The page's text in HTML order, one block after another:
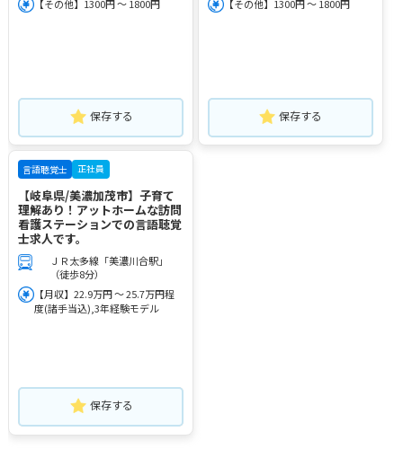
【その他】1300円 ～ 1800円
保存する
【その他】1300円 ～ 1800円
保存する
言語聴覚士 正社員
【岐阜県/美濃加茂市】子育て
理解あり！アットホームな訪問
看護ステーションでの言語聴覚
士求人です。
ＪＲ太多線「美濃川合駅」
（徒歩8分）
【月収】22.9万円 ～ 25.7万円程
度(諸手当込),3年経験モデル
保存する